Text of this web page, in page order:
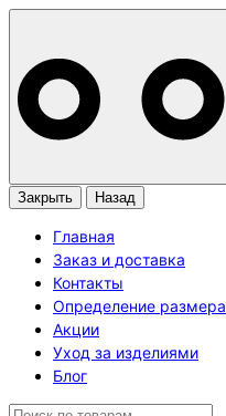
Закрыть Назад
Главная
Заказ и доставка
Контакты
Определение размера
Акции
Уход за изделиями
Блог